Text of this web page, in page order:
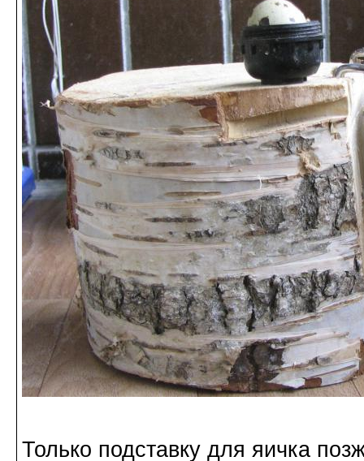
Только подставку для яичка